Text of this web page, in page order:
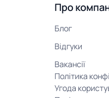
Про
Блог
Відгуки
Вакансії
Політика
Угода